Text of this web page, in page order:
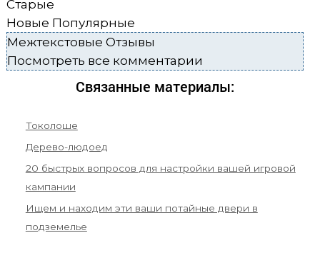
Старые
Новые Популярные
Межтекстовые Отзывы
Посмотреть все комментарии
Связанные материалы:
Токолоше
Дерево-людоед
20 быстрых вопросов для настройки вашей игровой
кампании
Ищем и находим эти ваши потайные двери в
подземелье